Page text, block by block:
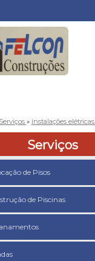
Serviços » instalações elétricas
Serviços
de Pisos
de Piscinas